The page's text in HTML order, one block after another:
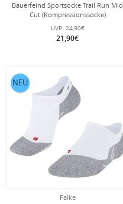
Bauerfeind Sportsocke Trail Run Mid
Cut (Kompressionssocke)
schwarz/weiss/grau Herren - 1 Paar
UVP: 24,90€
21,90€
Falke
NEU